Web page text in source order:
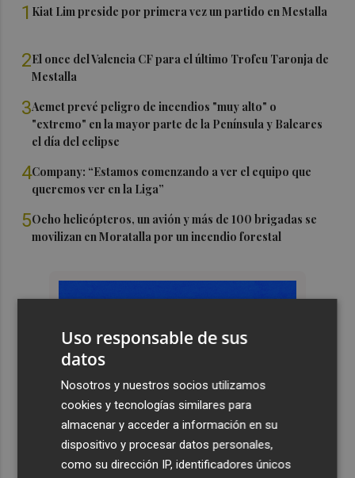
1 Kiat Lim preside por primera vez un partido en Mestalla
2El once del Valencia CF para el último Trofeu Taronja de
Mestalla
3Aemet prevé peligro de incendios "muy alto" o
"extremo" en la mayor parte de la Península y Baleares
el día del eclipse
4Company: “Estamos comenzando a ver el equipo que
queremos ver en la Liga”
5Ocho helicópteros, un avión y más de 100 brigadas se
movilizan en Moratalla por un incendio forestal
Uso responsable de sus
datos
Nosotros y nuestros socios utilizamos
cookies y tecnologías similares para
almacenar y acceder a información en su
dispositivo y procesar datos personales,
como su dirección IP, identificadores únicos